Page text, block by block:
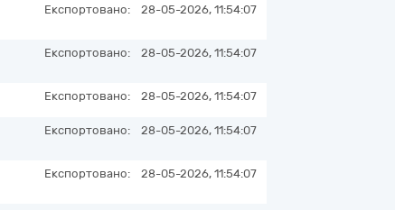
Експортовано: 28-05-2026, 11:54:07
Експортовано: 28-05-2026, 11:54:07
Експортовано: 28-05-2026, 11:54:07
Експортовано: 28-05-2026, 11:54:07
Експортовано: 28-05-2026, 11:54:07